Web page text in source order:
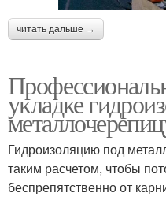
читать дальше →
укладке
Гидроизоляцию под
таким расчетом, чтобы
беспрепятственно от